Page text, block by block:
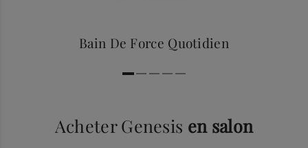
Bain De Force Quotidien
Acheter Genesis en salon